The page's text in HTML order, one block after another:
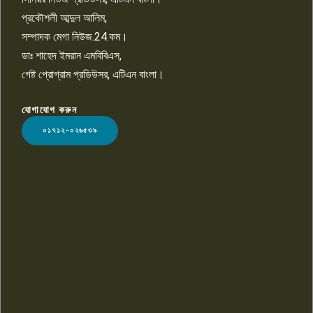
LOGO
প্রকৌশলী আব্দুল আলিম,
সম্পাদক মেগা নিউজ.24.কম।
ডাঃ শাহেদ ইমরান এমবিবিএস,
গেষ্ট প্রোগ্রাম প্রডিউসর, এটিএন বাংলা।
যোগাযোগ করুন
০১৭১২-০২৬৫৩৯